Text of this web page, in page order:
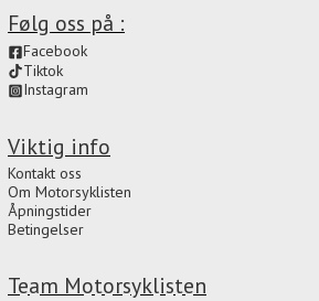
Team Motorsyklisten
Viktig info
Kontakt oss
Om Motorsyklisten
Åpningstider
Betingelser
Følg oss på :
Facebook
Tiktok
Instagram